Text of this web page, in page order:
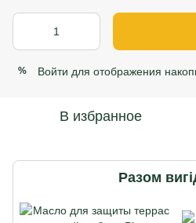
% Войти для отображения
В избранное
Разом